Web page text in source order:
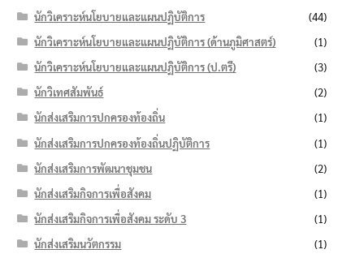
นักวิเคราะห์นโยบายและแผนปฏิบัติการ
(44)
นักวิเคราะห์นโยบายและแผนปฏิบัติการ (ด้านภูมิศาสตร์)
(1)
นักวิเคราะห์นโยบายและแผนปฏิบัติการ (ป.ตรี)
(3)
นักวิเทศสัมพันธ์
(2)
นักส่งเสริมการปกครองท้องถิ่น
(1)
นักส่งเสริมการปกครองท้องถิ่นปฏิบัติการ
(1)
นักส่งเสริมการพัฒนาชุมชน
(2)
นักส่งเสริมกิจการเพื่อสังคม
(1)
นักส่งเสริมกิจการเพื่อสังคม ระดับ 3
(1)
นักส่งเสริมนวัตกรรม
(1)